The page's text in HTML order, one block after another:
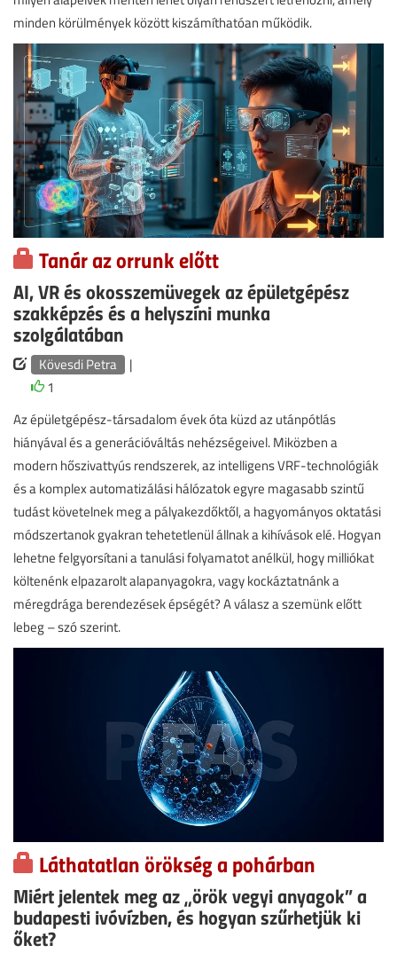
minden körülmények között kiszámíthatóan működik.
Tanár az orrunk előtt
AI, VR és okosszemüvegek az épületgépész
szakképzés és a helyszíni munka
szolgálatában
Kövesdi Petra
|
1
Az épületgépész-társadalom évek óta küzd az utánpótlás
hiányával és a generációváltás nehézségeivel. Miközben a
modern hőszivattyús rendszerek, az intelligens VRF-technológiák
és a komplex automatizálási hálózatok egyre magasabb szintű
tudást követelnek meg a pályakezdőktől, a hagyományos oktatási
módszertanok gyakran tehetetlenül állnak a kihívások elé. Hogyan
lehetne felgyorsítani a tanulási folyamatot anélkül, hogy milliókat
költenénk elpazarolt alapanyagokra, vagy kockáztatnánk a
méregdrága berendezések épségét? A válasz a szemünk előtt
lebeg – szó szerint.
Láthatatlan örökség a pohárban
Miért jelentek meg az „örök vegyi anyagok” a
budapesti ivóvízben, és hogyan szűrhetjük ki
őket?